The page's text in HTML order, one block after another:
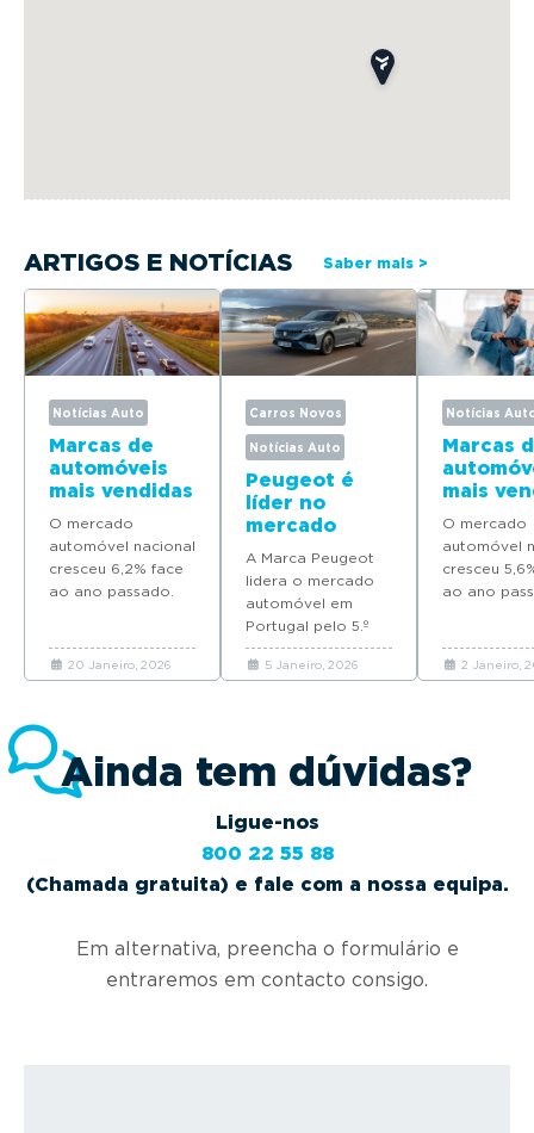
ARTIGOS E NOTÍCIAS Saber mais >
Notícias Auto
Marcas de
automóveis
mais vendidas
em Portugal
em 2025
O mercado
automóvel nacional
cresceu 6,2% face
ao ano passado.
automóveis novos
venderam em
20 Janeiro, 2026
Carros Novos
Notícias Auto
Peugeot é
líder no
mercado
automóvel em
Portugal com
quatro
modelos no
Top 10 de
vendas em
2025
A Marca Peugeot
lidera o mercado
automóvel em
Portugal pelo 5.º
ano consecutivo e
coloca quatro
5 Janeiro, 2026
Notícias
Marcas
mais
em
em 2024
O mercado
automóvel
cresceu
ao ano
automóveis
venderam
2 Janeiro,
Ainda tem dúvidas?
Ligue-nos
800 22 55 88
(Chamada gratuita) e fale com a nossa equipa.
Em alternativa, preencha o formulário e
entraremos em contacto consigo.